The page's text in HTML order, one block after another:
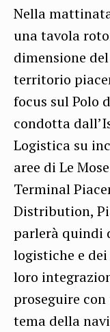
Nella
una tavola
dimensione
territorio
focus sul Polo
condotta
Logistica su
aree di Le
Terminal
Distribution,
parlerà quindi
logistiche e
loro
proseguire
tema della